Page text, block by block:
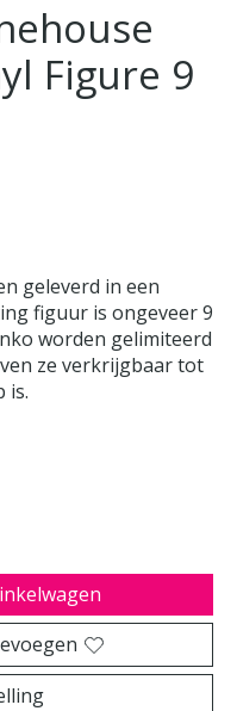
Figure 9
geleverd in een
figuur is ongeveer 9
worden gelimiteerd
ze verkrijgbaar tot
is.